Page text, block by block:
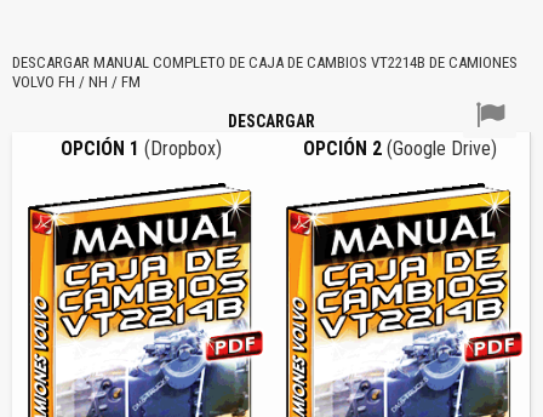
DESCARGAR MANUAL COMPLETO DE CAJA DE CAMBIOS VT2214B DE CAMIONES
VOLVO FH / NH / FM
DESCARGAR
OPCIÓN 1 (Dropbox) OPCIÓN 2 (Google Drive)